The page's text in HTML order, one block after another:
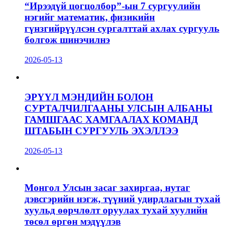
“Ирээдүй цогцолбор”-ын 7 сургуулийн
нэгийг математик, физикийн
гүнзгийрүүлсэн сургалттай ахлах сургууль
болгож шинэчилнэ
2026-05-13
ЭРҮҮЛ МЭНДИЙН БОЛОН
СУРТАЛЧИЛГААНЫ УЛСЫН АЛБАНЫ
ГАМШГААС ХАМГААЛАХ КОМАНД
ШТАБЫН СУРГУУЛЬ ЭХЭЛЛЭЭ
2026-05-13
Монгол Улсын засаг захиргаа, нутаг
дэвсгэрийн нэгж, түүний удирдлагын тухай
хуульд өөрчлөлт оруулах тухай хуулийн
төсөл өргөн мэдүүлэв